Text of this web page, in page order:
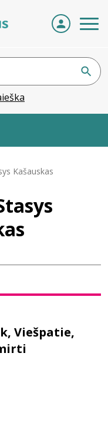
Kašauskas
Viešpatie,